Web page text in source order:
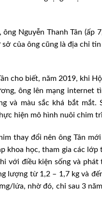
Nguyễn Thanh Tân (ấp
của ông cũng là địa chỉ
cho biết, năm 2019, khi
ông lên mạng internet
và màu sắc khá bắt mắt.
hiện mô hình nuôi chim
thay đổi nên ông Tân
khoa học, tham gia các
với điều kiện sống và phát
lượng từ 1,2 – 1,7 kg và
lứa, nhờ đó, chỉ sau 3